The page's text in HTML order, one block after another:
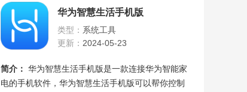
华为智慧生活手机版
类型： 系统工具
更新： 2024-05-23
简介： 华为智慧生活手机版是一款连接华为智能家
电的手机软件，华为智慧生活手机版可以帮你控制